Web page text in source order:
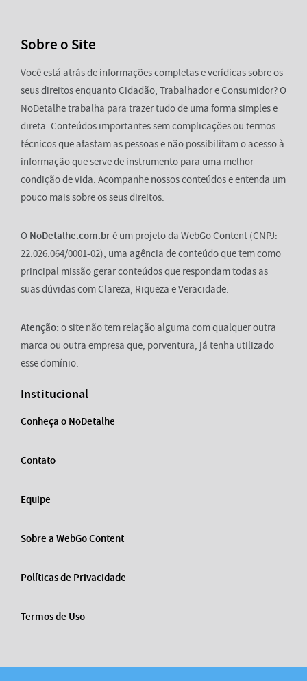
Sobre o Site
Você está atrás de informações completas e verídicas sobre os
seus direitos enquanto Cidadão, Trabalhador e Consumidor? O
NoDetalhe trabalha para trazer tudo de uma forma simples e
direta. Conteúdos importantes sem complicações ou termos
técnicos que afastam as pessoas e não possibilitam o acesso à
informação que serve de instrumento para uma melhor
condição de vida. Acompanhe nossos conteúdos e entenda um
pouco mais sobre os seus direitos.
O NoDetalhe.com.bré um projeto da WebGo Content (CNPJ:
22.026.064/0001-02), uma agência de conteúdo que tem como
principal missão gerar conteúdos que respondam todas as
suas dúvidas com Clareza, Riqueza e Veracidade.
Atenção: o site não tem relação alguma com qualquer outra
marca ou outra empresa que, porventura, já tenha utilizado
esse domínio.
Institucional
Conheça o NoDetalhe
Contato
Equipe
Sobre a WebGo Content
Políticas de Privacidade
Termos de Uso